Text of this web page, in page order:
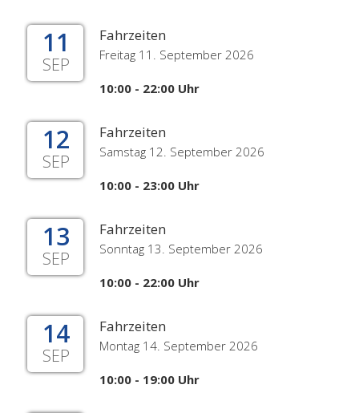
11
SEP
Fahrzeiten
Freitag 11. September 2026
10:00 - 22:00 Uhr
12
SEP
Fahrzeiten
Samstag 12. September 2026
10:00 - 23:00 Uhr
13
SEP
Fahrzeiten
Sonntag 13. September 2026
10:00 - 22:00 Uhr
14
SEP
Fahrzeiten
Montag 14. September 2026
10:00 - 19:00 Uhr